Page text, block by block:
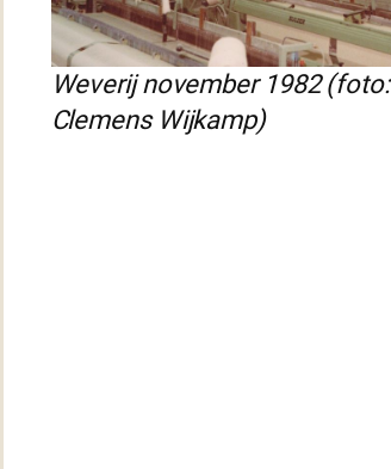
Weverij november 1982 (foto:
Clemens Wijkamp)